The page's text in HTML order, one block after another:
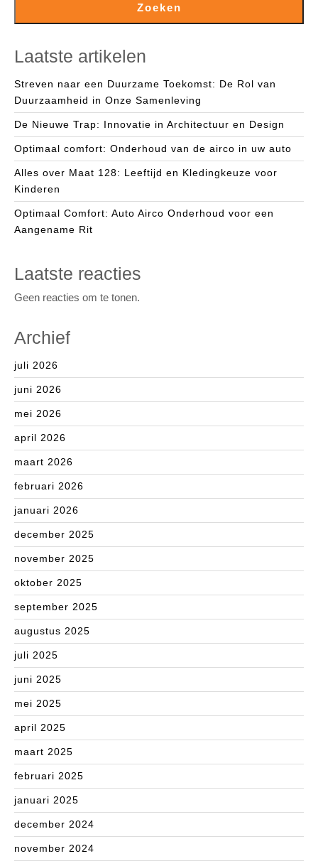
Zoeken
Laatste artikelen
Streven naar een Duurzame Toekomst: De Rol van
Duurzaamheid in Onze Samenleving
De Nieuwe Trap: Innovatie in Architectuur en Design
Optimaal comfort: Onderhoud van de airco in uw auto
Alles over Maat 128: Leeftijd en Kledingkeuze voor
Kinderen
Optimaal Comfort: Auto Airco Onderhoud voor een
Aangename Rit
Laatste reacties
Geen reacties om te tonen.
Archief
juli 2026
juni 2026
mei 2026
april 2026
maart 2026
februari 2026
januari 2026
december 2025
november 2025
oktober 2025
september 2025
augustus 2025
juli 2025
juni 2025
mei 2025
april 2025
maart 2025
februari 2025
januari 2025
december 2024
november 2024